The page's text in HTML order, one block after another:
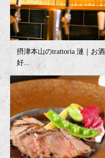
摂津本山のtrattoria 漣｜お酒
好...